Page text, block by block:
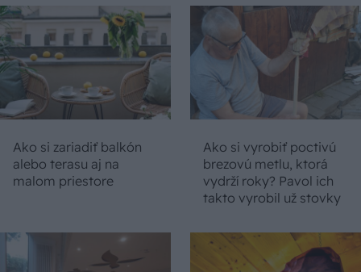
Ako si zariadiť balkón
alebo terasu aj na
malom priestore
Ako si vyrobiť poctivú
brezovú metlu, ktorá
vydrží roky? Pavol ich
takto vyrobil už stovky